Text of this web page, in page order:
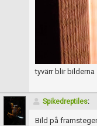
tyvärr blir bilderna
Spikedreptiles:
Bild på